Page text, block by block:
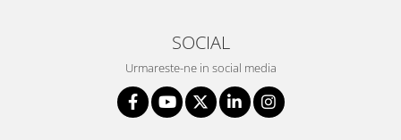
SOCIAL
Urmareste-ne in social media